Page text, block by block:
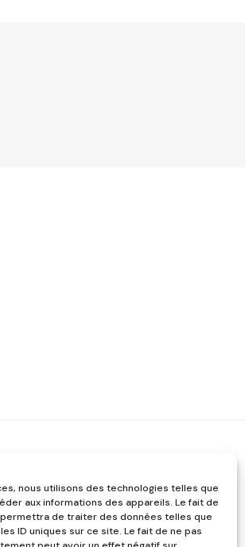
nous utilisons des technologies telles que
aux informations des appareils. Le fait de
de traiter des données telles que
ID uniques sur ce site. Le fait de ne pas